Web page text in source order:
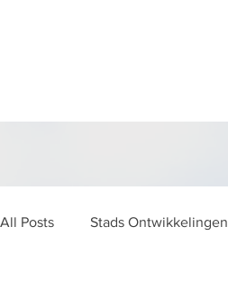
All Posts Stads Ontwikkelingen